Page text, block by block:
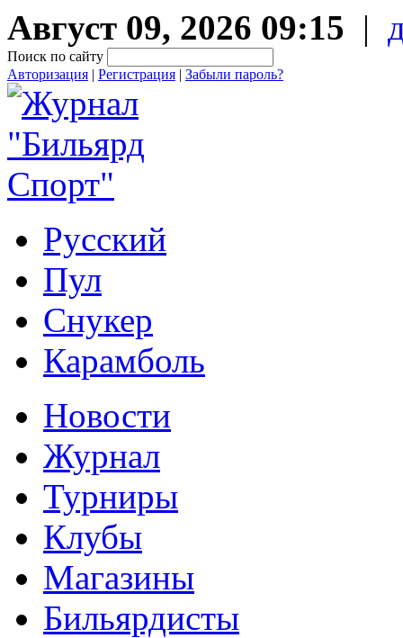
Август 09, 2026 09:15 |
Поиск по сайту
Авторизация | Регистрация | Забыли пароль?
Русский
Пул
Снукер
Карамболь
Новости
Журнал
Турниры
Клубы
Магазины
Бильярдисты